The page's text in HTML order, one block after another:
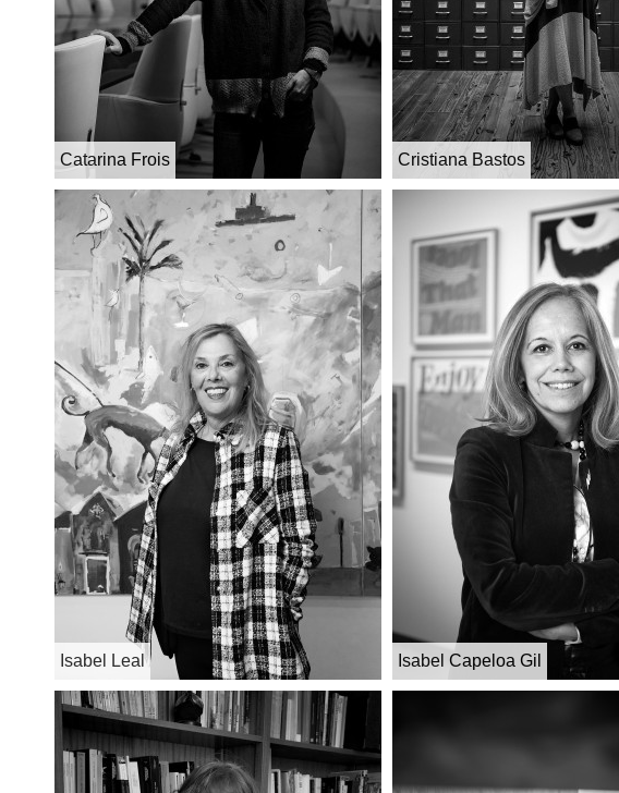
Catarina Frois Cristiana Bastos
Isabel Leal Isabel Capeloa Gil